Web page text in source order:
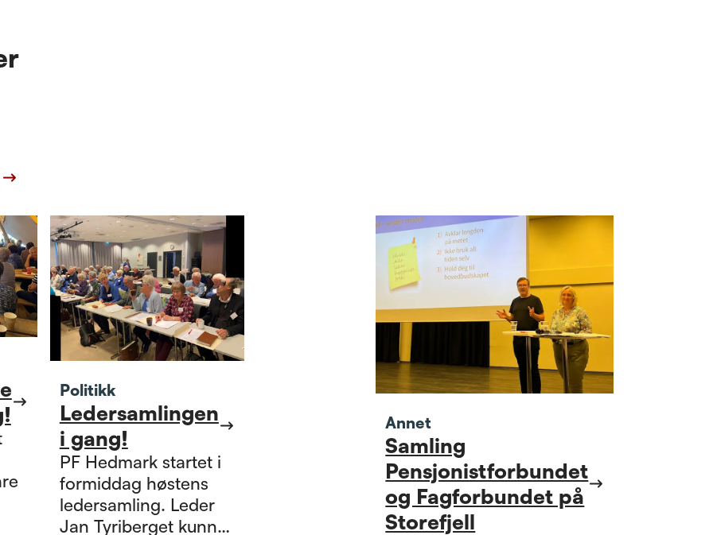
Politikk
Ledersamlingen
i gang!
PF Hedmark startet i
formiddag høstens
ledersamling. Leder
Jan Tyriberget kunne
Annet
Samling
Pensjonistforbundet
og Fagforbundet på
Storefjell